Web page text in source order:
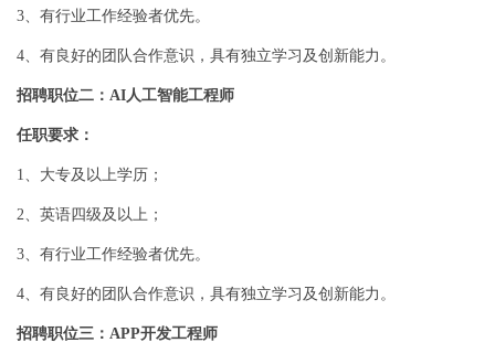
3、有行业工作经验者优先。
4、有良好的团队合作意识，具有独立学习及创新能力。
招聘职位二：AI人工智能工程师
任职要求：
1、大专及以上学历；
2、英语四级及以上；
3、有行业工作经验者优先。
4、有良好的团队合作意识，具有独立学习及创新能力。
招聘职位三：APP开发工程师